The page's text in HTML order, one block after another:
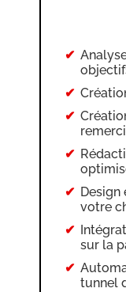
de
ajout
dans
du
Design
votre
sur la
tunnel